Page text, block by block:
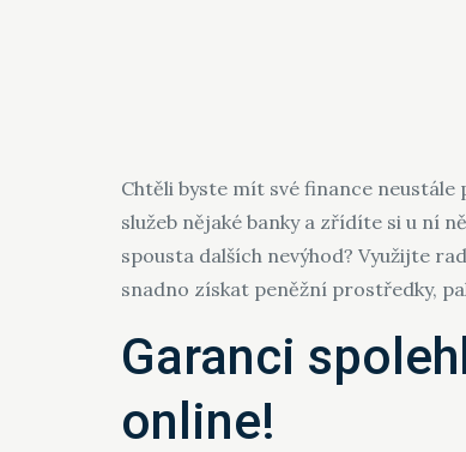
Chtěli byste mít své finance
služeb nějaké banky a zřídíte si u ní
spousta dalších nevýhod? Využijte
snadno získat peněžní prostředky,
Garanci
online!